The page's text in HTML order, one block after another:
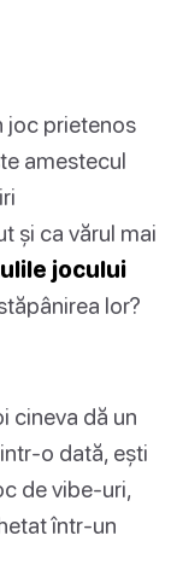
joc prietenos
amestecul
și ca vărul mai
jocului
lor?
cineva dă un
o dată, ești
de vibe-uri,
într-un